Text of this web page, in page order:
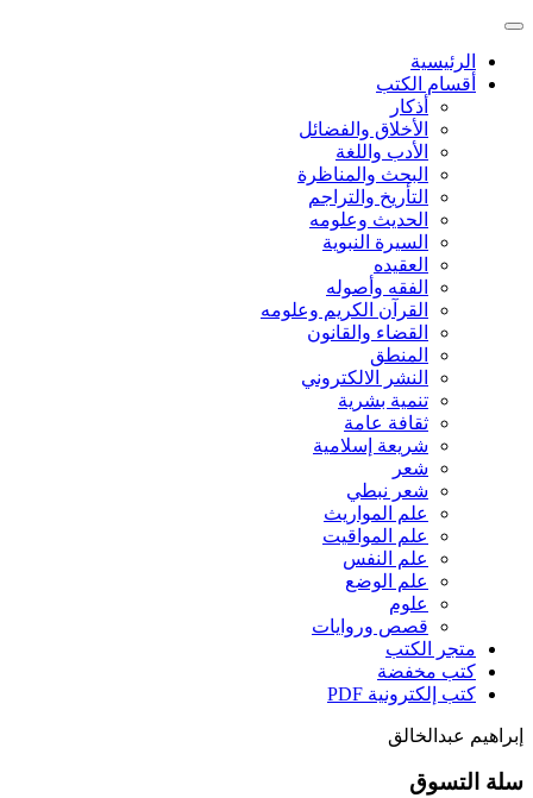
الرئيسية
أقسام الكتب
أذكار
الأخلاق والفضائل
الأدب واللغة
البحث والمناظرة
التأريخ والتراجم
الحديث وعلومه
السيرة النبوية
العقيده
الفقه وأصوله
القرآن الكريم وعلومه
القضاء والقانون
المنطق
النشر الالكتروني
تنمية بشرية
ثقافة عامة
شريعة إسلامية
شعر
شعر نبطي
علم المواريث
علم المواقيت
علم النفس
علم الوضع
علوم
قصص وروايات
متجر الكتب
كتب مخفضة
كتب إلكترونية PDF
إبراهيم عبدالخالق
سلة التسوق